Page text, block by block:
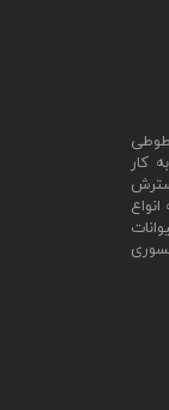
1394 شروع به کار